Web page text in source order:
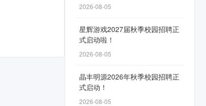
2026-08-05
星辉游戏2027届秋季校园招聘正
式启动啦！
2026-08-05
晶丰明源2026年秋季校园招聘正
式启动！
2026-08-05